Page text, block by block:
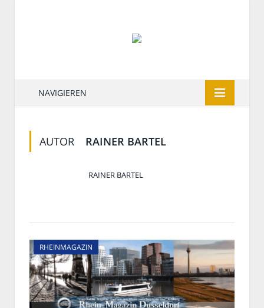
NAVIGIEREN
AUTOR RAINER BARTEL
RAINER BARTEL
RHEINMAGAZIN